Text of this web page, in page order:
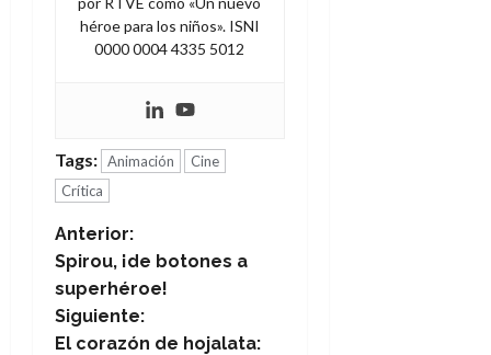
héroe para los niños». ISNI
0000 0004 4335 5012
Tags: Animación
Cine
Crítica
N
a
v
Anterior:
Spirou, ¡de botones a
superhéroe!
Siguiente:
El corazón de hojalata: